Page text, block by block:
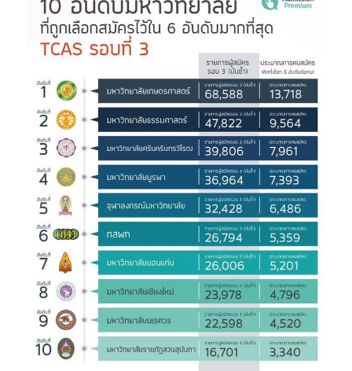
สาธารณสุข
ที่
ประเทศไทย
กำลัง